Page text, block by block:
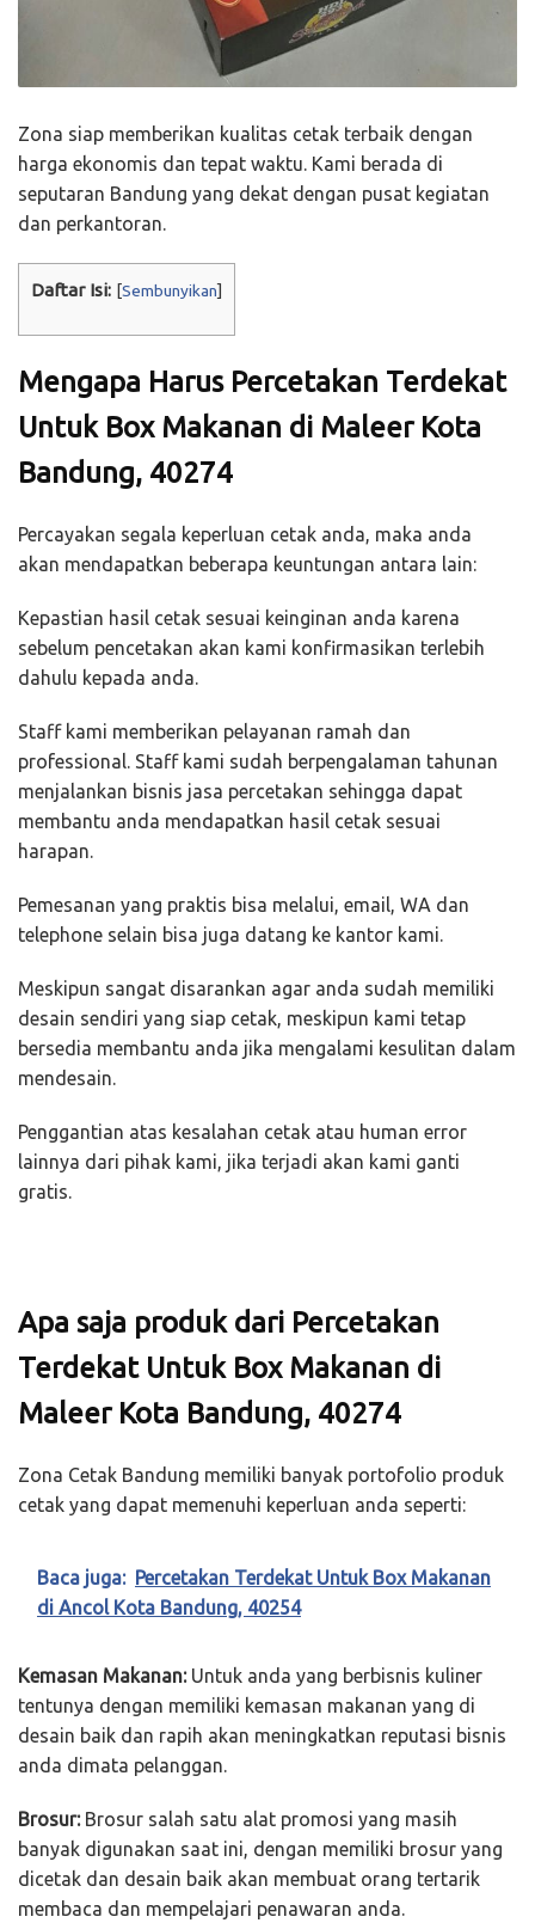
Zona siap memberikan kualitas cetak terbaik dengan
harga ekonomis dan tepat waktu. Kami berada di
seputaran Bandung yang dekat dengan pusat kegiatan
dan perkantoran.
Daftar Isi: [Sembunyikan]
Mengapa Harus Percetakan Terdekat
Untuk Box Makanan di Maleer Kota
Bandung, 40274
Percayakan segala keperluan cetak anda, maka anda
akan mendapatkan beberapa keuntungan antara lain:
Kepastian hasil cetak sesuai keinginan anda karena
sebelum pencetakan akan kami konfirmasikan terlebih
dahulu kepada anda.
Staff kami memberikan pelayanan ramah dan
professional. Staff kami sudah berpengalaman tahunan
menjalankan bisnis jasa percetakan sehingga dapat
membantu anda mendapatkan hasil cetak sesuai
harapan.
Pemesanan yang praktis bisa melalui, email, WA dan
telephone selain bisa juga datang ke kantor kami.
Meskipun sangat disarankan agar anda sudah memiliki
desain sendiri yang siap cetak, meskipun kami tetap
bersedia membantu anda jika mengalami kesulitan dalam
mendesain.
Penggantian atas kesalahan cetak atau human error
lainnya dari pihak kami, jika terjadi akan kami ganti
gratis.
Apa saja produk dari Percetakan
Terdekat Untuk Box Makanan di
Maleer Kota Bandung, 40274
Zona Cetak Bandung memiliki banyak portofolio produk
cetak yang dapat memenuhi keperluan anda seperti:
Baca juga: Percetakan Terdekat Untuk Box Makanan
di Ancol Kota Bandung, 40254
Kemasan Makanan:Untuk anda yang berbisnis kuliner
tentunya dengan memiliki kemasan makanan yang di
desain baik dan rapih akan meningkatkan reputasi bisnis
anda dimata pelanggan.
Brosur:Brosur salah satu alat promosi yang masih
banyak digunakan saat ini, dengan memiliki brosur yang
dicetak dan desain baik akan membuat orang tertarik
membaca dan mempelajari penawaran anda.